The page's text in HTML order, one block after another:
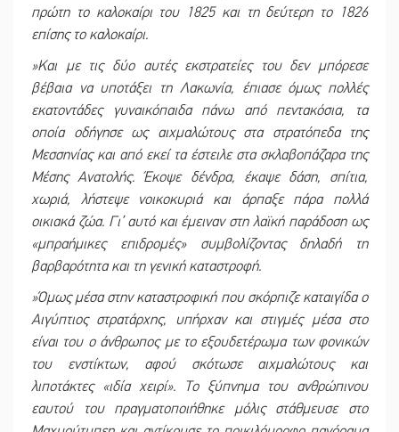
πρώτη το καλοκαίρι του 1825 και τη δεύτερη το 1826
επίσης το καλοκαίρι.
»Και με τις δύο αυτές εκστρατείες του δεν μπόρεσε
βέβαια να υποτάξει τη Λακωνία, έπιασε όμως πολλές
εκατοντάδες γυναικόπαιδα πάνω από πεντακόσια, τα
οποία οδήγησε ως αιχμαλώτους στα στρατόπεδα της
Μεσσηνίας και από εκεί τα έστειλε στα σκλαβοπάζαρα της
Μέσης Ανατολής. Έκοψε δένδρα, έκαψε δάση, σπίτια,
χωριά, λήστεψε νοικοκυριά και άρπαξε πάρα πολλά
οικιακά ζώα. Γι’ αυτό και έμειναν στη λαϊκή παράδοση ως
«μπραήμικες επιδρομές» συμβολίζοντας δηλαδή τη
βαρβαρότητα και τη γενική καταστροφή.
»Όμως μέσα στην καταστροφική που σκόρπιζε καταιγίδα ο
Αιγύπτιος στρατάρχης, υπήρχαν και στιγμές μέσα στο
είναι του ο άνθρωπος με το εξουδετέρωμα των φονικών
του ενστίκτων, αφού σκότωσε αιχμαλώτους και
λιποτάκτες «ιδία χειρί». Το ξύπνημα του ανθρώπινου
εαυτού του πραγματοποιήθηκε μόλις στάθμευσε στο